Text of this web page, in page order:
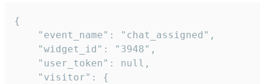
{
    "event_name": "chat_assigned",
    "widget_id": "3948",
    "user_token": null,
    "visitor": {